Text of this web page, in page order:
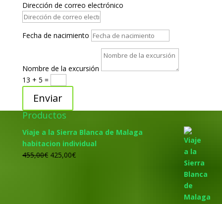
Dirección de correo electrónico
Fecha de nacimiento
Nombre de la excursión
13 + 5 =
Enviar
Productos
Viaje a la Sierra Blanca de Malaga
habitacion individual
455,00€ El
425,00€El